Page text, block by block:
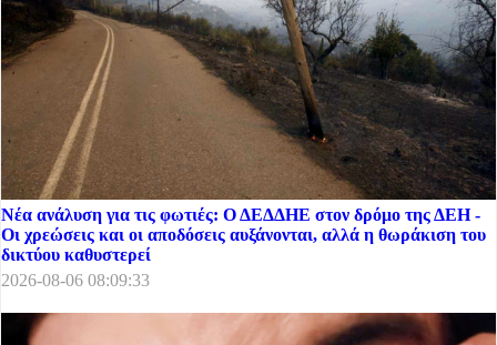
Νέα ανάλυση για τις φωτιές: Ο ΔΕΔΔΗΕ στον δρόμο της ΔΕΗ -
Οι χρεώσεις και οι αποδόσεις αυξάνονται, αλλά η θωράκιση του
δικτύου καθυστερεί
2026-08-06 08:09:33